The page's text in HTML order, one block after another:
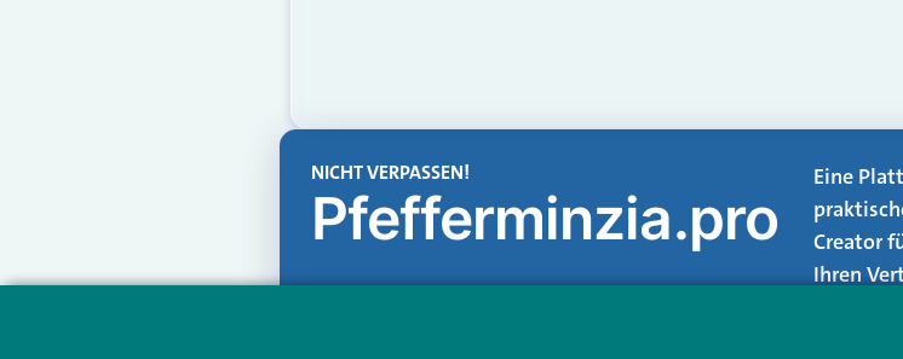
NICHT VERPASSEN!
Pfefferminzia.pro
Eine
Creator
Ihren